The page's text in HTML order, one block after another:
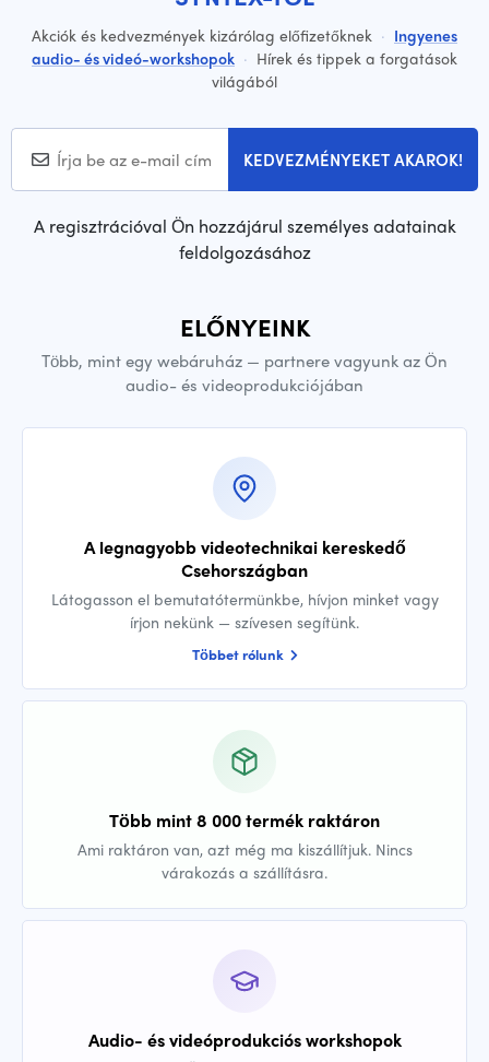
Akciók és kedvezmények kizárólag előfizetőknek · Ingyenes
audio- és videó-workshopok · Hírek és tippek a forgatások
világából
KEDVEZMÉNYEKET AKAROK!
A regisztrációval Ön hozzájárul személyes adatainak
feldolgozásához
ELŐNYEINK
Több, mint egy webáruház — partnere vagyunk az Ön
audio- és videoprodukciójában
A legnagyobb videotechnikai kereskedő
Csehországban
Látogasson el bemutatótermünkbe, hívjon minket vagy
írjon nekünk — szívesen segítünk.
Többet rólunk
Több mint 8 000 termék raktáron
Ami raktáron van, azt még ma kiszállítjuk. Nincs
várakozás a szállításra.
Audio- és videóprodukciós workshopok